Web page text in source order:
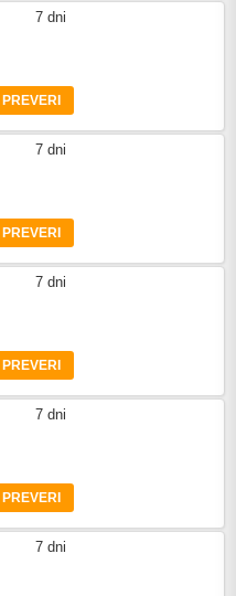
7 dni
PREVERI
7 dni
PREVERI
7 dni
PREVERI
7 dni
PREVERI
7 dni